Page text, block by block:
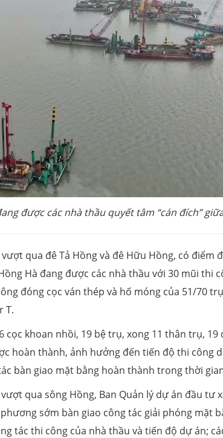
được các nhà thầu quyết tâm “cán đích”
qua đê Tả Hồng và đê Hữu Hồng, có điểm
Hà đang được các nhà thầu với 30 mũi thi
đóng cọc ván thép và hố móng của 51/70
T.
cọc khoan nhồi, 19 bệ trụ, xong 11 thân trụ,
hoàn thành, ảnh hưởng đến tiến độ thi công
bàn giao mặt bằng hoàn thành trong thời
qua sông Hồng, Ban Quản lý dự án đầu tư
sớm bàn giao công tác giải phóng mặt
tác thi công của nhà thầu và tiến độ dự án;